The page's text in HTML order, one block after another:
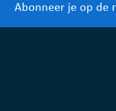
Abonneer je op de